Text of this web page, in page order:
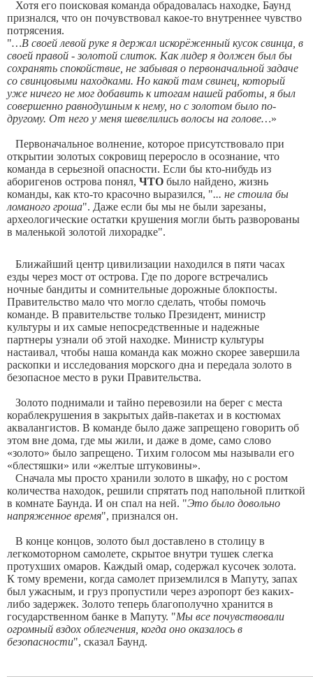
Хотя его поисковая команда обрадовалась находке, Баунд
признался, что он почувствовал какое-то внутреннее чувство
потрясения.
"…В своей левой руке я держал искорёженный кусок свинца, в
своей правой - золотой слиток. Как лидер я должен был бы
сохранять спокойствие, не забывая о первоначальной задаче
со свинцовыми находками. Но какой там свинец, который
уже ничего не мог добавить к итогам нашей работы, я был
совершенно равнодушным к нему, но с золотом было по-
другому. От него у меня шевелились волосы на голове…»
Первоначальное волнение, которое присутствовало при
открытии золотых сокровищ переросло в осознание, что
команда в серьезной опасности. Если бы кто-нибудь из
аборигенов острова понял, ЧТО было найдено, жизнь
команды, как кто-то красочно выразился, "... не стоила бы
ломаного гроша". Даже если бы мы не были зарезаны,
археологические остатки крушения могли быть разворованы
в маленькой золотой лихорадке".
Ближайший центр цивилизации находился в пяти часах
езды через мост от острова. Где по дороге встречались
ночные бандиты и сомнительные дорожные блокпосты.
Правительство мало что могло сделать, чтобы помочь
команде. В правительстве только Президент, министр
культуры и их самые непосредственные и надежные
партнеры узнали об этой находке. Министр культуры
настаивал, чтобы наша команда как можно скорее завершила
раскопки и исследования морского дна и передала золото в
безопасное место в руки Правительства.
Золото поднимали и тайно перевозили на берег с места
кораблекрушения в закрытых дайв-пакетах и в костюмах
аквалангистов. В команде было даже запрещено говорить об
этом вне дома, где мы жили, и даже в доме, само слово
«золото» было запрещено. Тихим голосом мы называли его
«блестяшки» или «желтые штуковины».
Сначала мы просто хранили золото в шкафу, но с ростом
количества находок, решили спрятать под напольной плиткой
в комнате Баунда. И он спал на ней. "Это было довольно
напряженное время", признался он.
В конце концов, золото был доставлено в столицу в
легкомоторном самолете, скрытое внутри тушек слегка
протухших омаров. Каждый омар, содержал кусочек золота.
К тому времени, когда самолет приземлился в Мапуту, запах
был ужасным, и груз пропустили через аэропорт без каких-
либо задержек. Золото теперь благополучно хранится в
государственном банке в Мапуту. "Мы все почувствовали
огромный вздох облегчения, когда оно оказалось в
безопасности", сказал Баунд.